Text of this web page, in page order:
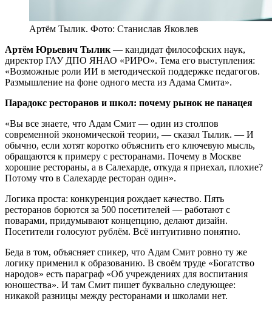
Артём Тылик. Фото: Станислав Яковлев
Артём Юрьевич Тылик — кандидат философских наук,
директор ГАУ ДПО ЯНАО «РИРО». Тема его выступления:
«Возможные роли ИИ в методической поддержке педагогов.
Размышление на фоне одного места из Адама Смита».
Парадокс ресторанов и школ: почему рынок не панацея
«Вы все знаете, что Адам Смит — один из столпов
современной экономической теории, — сказал Тылик. — И
обычно, если хотят коротко объяснить его ключевую мысль,
обращаются к примеру с ресторанами. Почему в Москве
хорошие рестораны, а в Салехарде, откуда я приехал, плохие?
Потому что в Салехарде ресторан один».
Логика проста: конкуренция рождает качество. Пять
ресторанов борются за 500 посетителей — работают с
поварами, придумывают концепцию, делают дизайн.
Посетители голосуют рублём. Всё интуитивно понятно.
Беда в том, объясняет спикер, что Адам Смит ровно ту же
логику применил к образованию. В своём труде «Богатство
народов» есть параграф «Об учреждениях для воспитания
юношества». И там Смит пишет буквально следующее:
никакой разницы между ресторанами и школами нет.